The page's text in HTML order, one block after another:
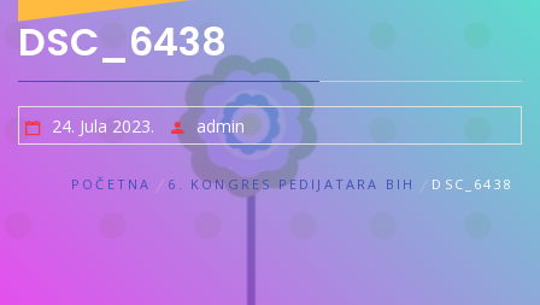
DSC_6438
24. Jula 2023. admin
POČETNA 6. KONGRES PEDIJATARA BIH DSC_6438